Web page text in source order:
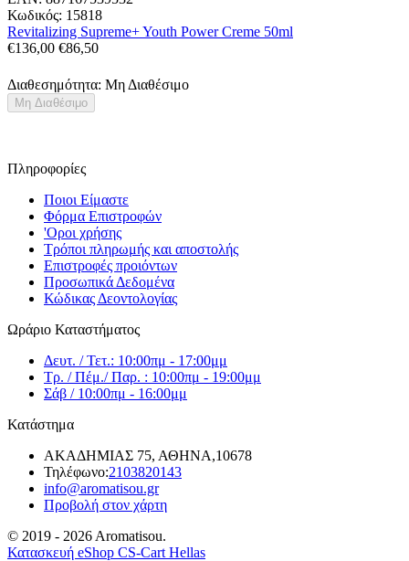
Κωδικός: 15818
Revitalizing Supreme+ Youth Power Creme 50ml
€136,00 €86,50
Διαθεσημότητα: Μη Διαθέσιμο
Μη Διαθέσιμο
Πληροφορίες
Ποιοι Είμαστε
Φόρμα Επιστροφών
'Oροι χρήσης
Τρόποι πληρωμής και αποστολής
Επιστροφές προιόντων
Προσωπικά Δεδομένα
Κώδικας Δεοντολογίας
Ωράριο Καταστήματος
Δευτ. / Τετ.: 10:00πμ - 17:00μμ
Τρ. / Πέμ./ Παρ. : 10:00πμ - 19:00μμ
Σάβ / 10:00πμ - 16:00μμ
Κατάστημα
ΑΚΑΔΗΜΙΑΣ 75, ΑΘΗΝΑ,10678
Τηλέφωνο:2103820143
info@aromatisou.gr
Προβολή στον χάρτη
© 2019 - 2026 Aromatisou.
Κατασκευή eShop CS-Cart Hellas